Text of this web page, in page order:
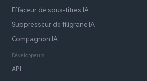
Effaceur de sous-titres IA
Suppresseur de filigrane IA
Compagnon IA
Développeurs
API